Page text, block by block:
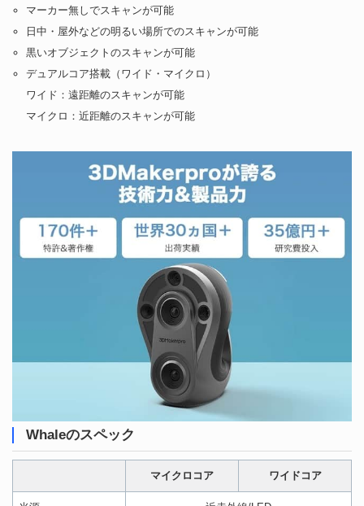
マーカー無しでスキャンが可能
日中・屋外などの明るい場所でのスキャンが可能
黒いオブジェクトのスキャンが可能
デュアルコア搭載（ワイド・マイクロ）
ワイド：遠距離のスキャンが可能
マイクロ：近距離のスキャンが可能
Whaleのスペック
マイクロコア ワイドコア